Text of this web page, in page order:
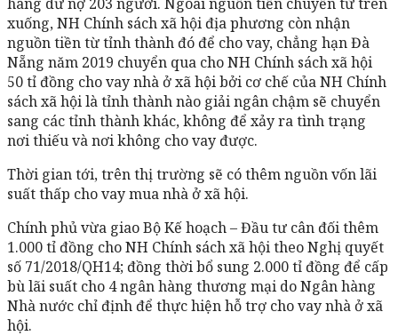
xuống, NH Chính sách xã hội địa phương còn nhận
nguồn tiền từ tỉnh thành đó để cho vay, chẳng hạn Đà
Nẵng năm 2019 chuyển qua cho NH Chính sách xã hội
50 tỉ đồng cho vay nhà ở xã hội bởi cơ chế của NH Chính
sách xã hội là tỉnh thành nào giải ngân chậm sẽ chuyển
sang các tỉnh thành khác, không để xảy ra tình trạng
nơi thiếu và nơi không cho vay được.
Thời gian tới, trên thị trường sẽ có thêm nguồn vốn lãi
suất thấp cho vay mua nhà ở xã hội.
Chính phủ vừa giao Bộ Kế hoạch – Đầu tư cân đối thêm
1.000 tỉ đồng cho NH Chính sách xã hội theo Nghị quyết
số 71/2018/QH14; đồng thời bổ sung 2.000 tỉ đồng để cấp
bù lãi suất cho 4 ngân hàng thương mại do Ngân hàng
Nhà nước chỉ định để thực hiện hỗ trợ cho vay nhà ở xã
hội.